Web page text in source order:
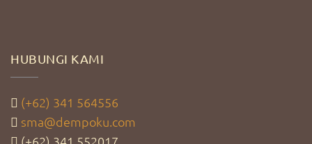
HUBUNGI KAMI
(+62) 341 564556
sma@dempoku.com